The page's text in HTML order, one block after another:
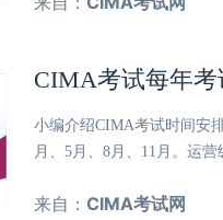
CIMA考试每年
小编介绍CIMA考试时间安
月、5月、8月、11月。运
来自： CIMA考试网